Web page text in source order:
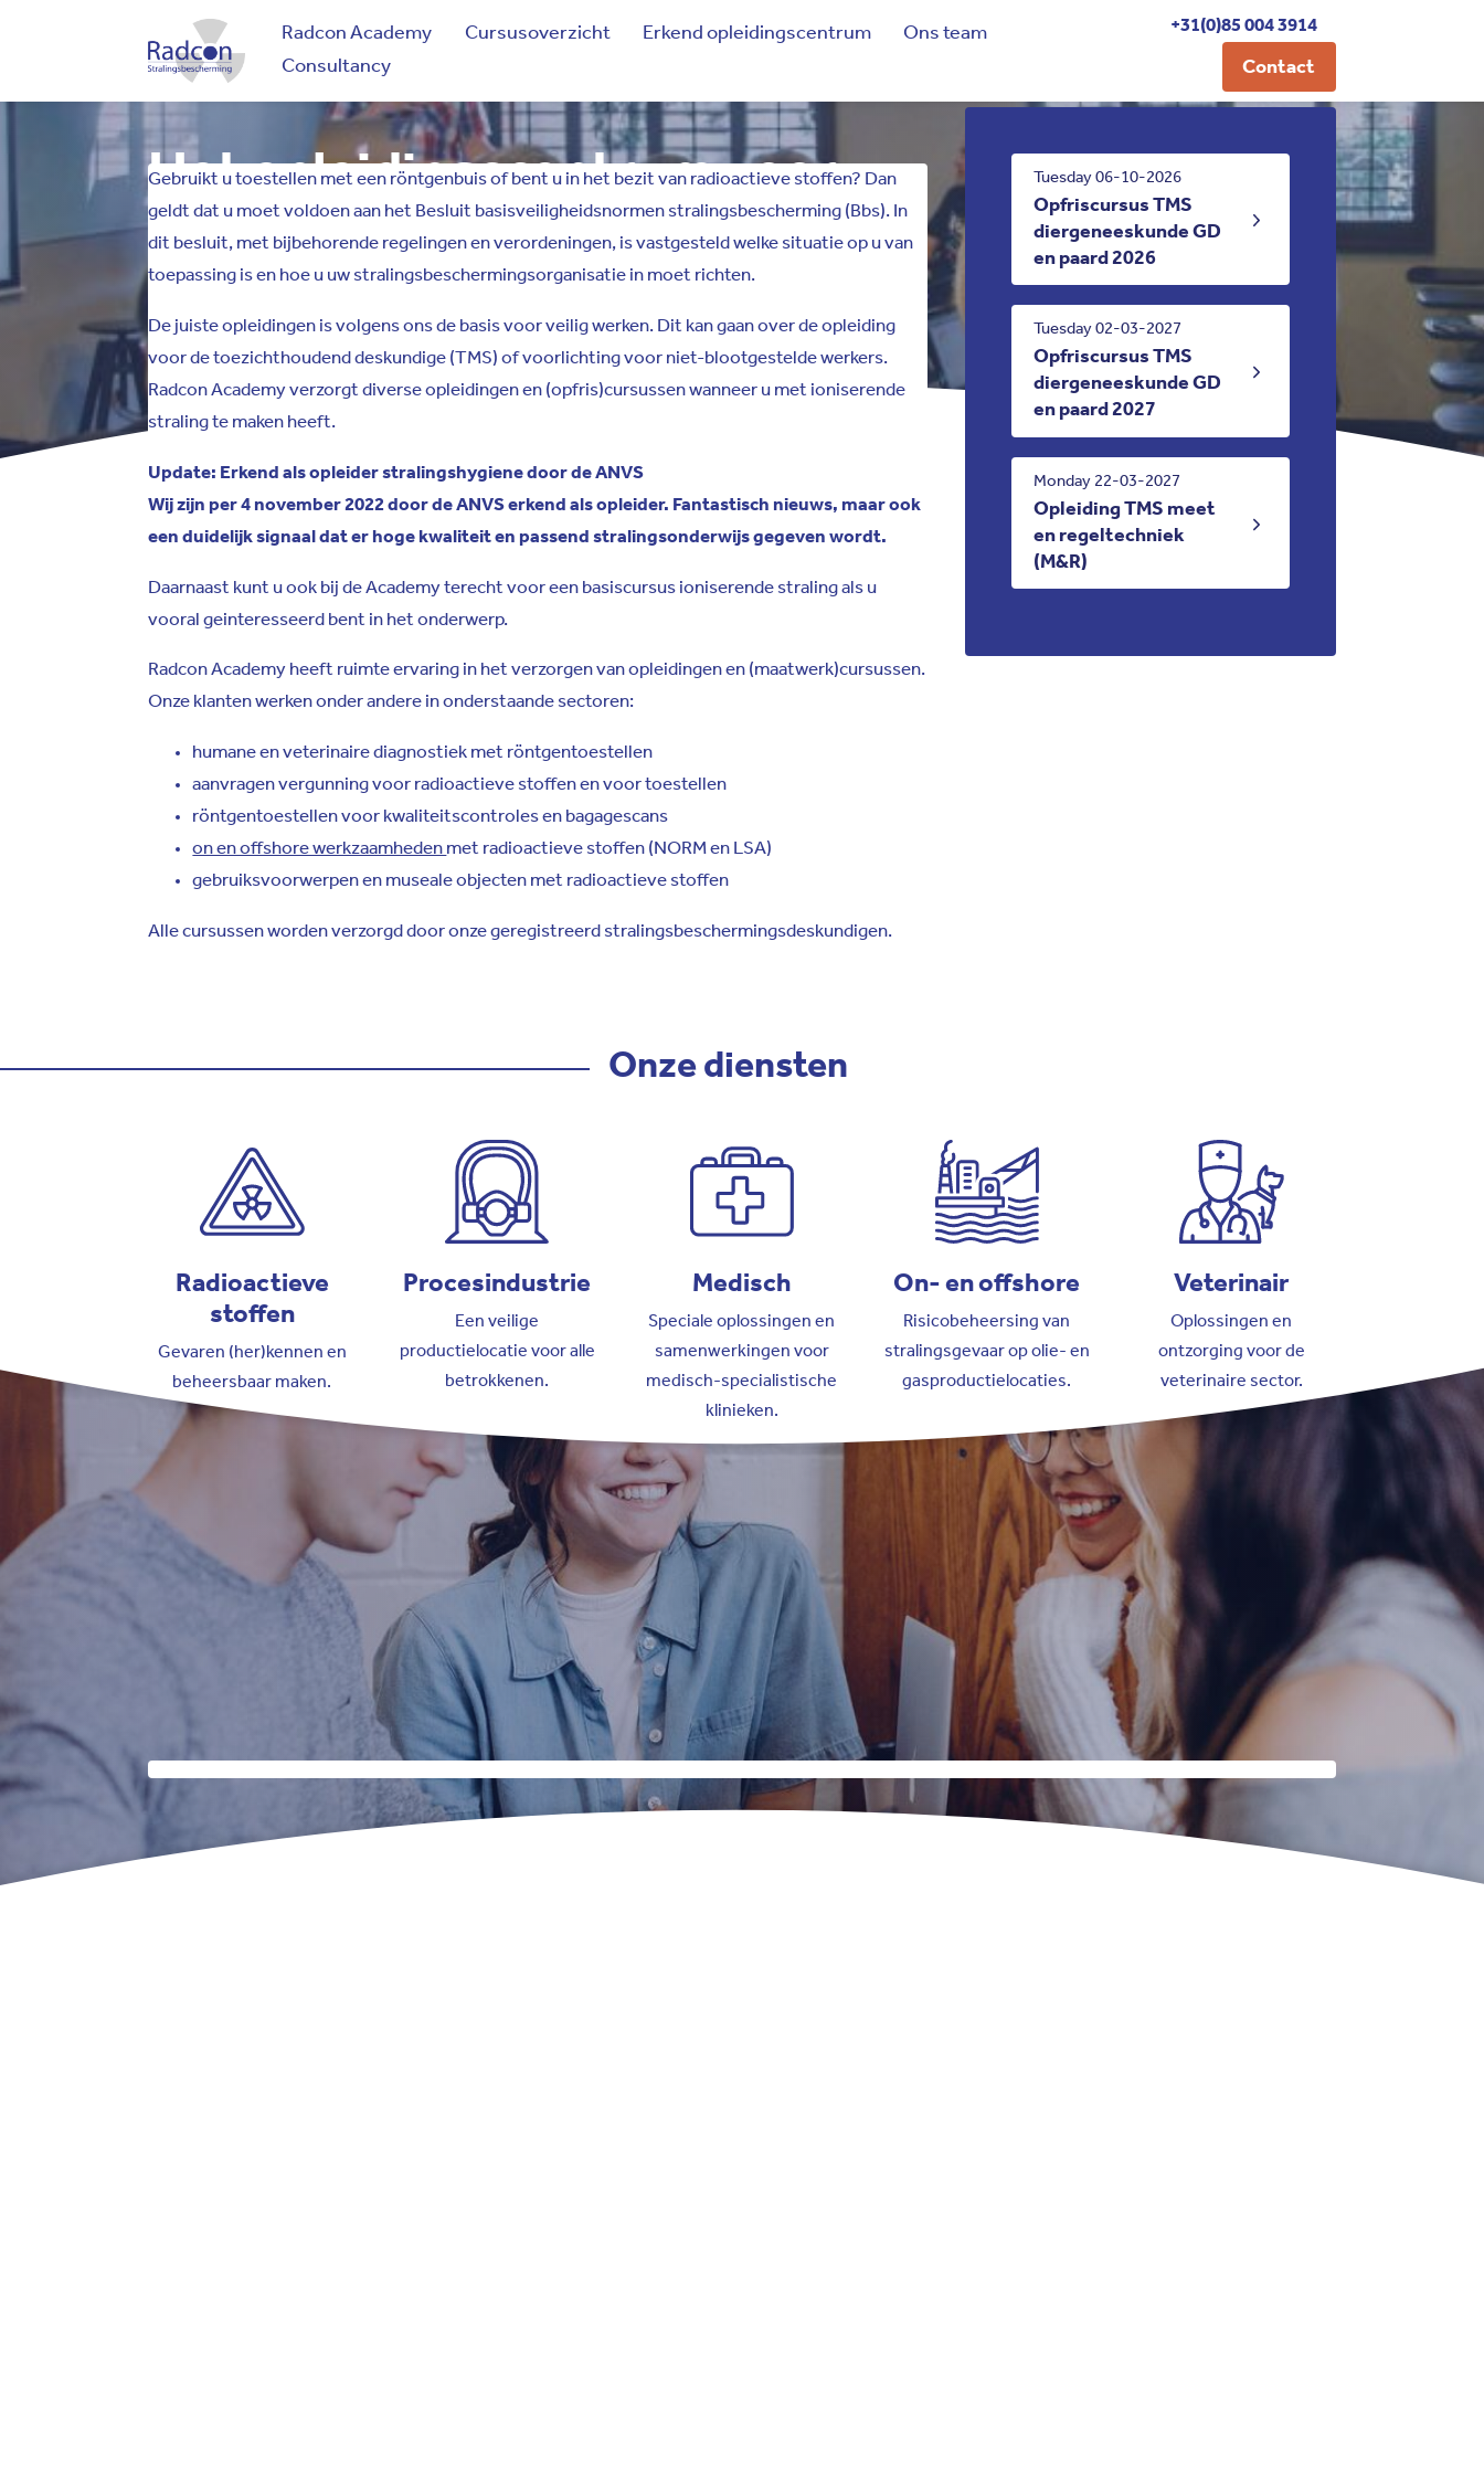
Radcon Radcon Academy Cursusoverzicht Erkend opleidingscentrum
Ons team
Consultancy
+31(0)85 004 3914
Contact
Het opleidingscentrum voor
stralingsveiligheid.
Tuesday 06-10-2026
Opfriscursus TMS
diergeneeskunde GD
en paard 2026
Tuesday 02-03-2027
Opfriscursus TMS
diergeneeskunde GD
en paard 2027
Monday 22-03-2027
Opleiding TMS meet
en regeltechniek
(M&R)
Gebruikt u toestellen met een röntgenbuis of bent u in het bezit van radioactieve stoffen? Dan
geldt dat u moet voldoen aan het Besluit basisveiligheidsnormen stralingsbescherming (Bbs). In
dit besluit, met bijbehorende regelingen en verordeningen, is vastgesteld welke situatie op u van
toepassing is en hoe u uw stralingsbeschermingsorganisatie in moet richten.
De juiste opleidingen is volgens ons de basis voor veilig werken. Dit kan gaan over de opleiding
voor de toezichthoudend deskundige (TMS) of voorlichting voor niet-blootgestelde werkers.
Radcon Academy verzorgt diverse opleidingen en (opfris)cursussen wanneer u met ioniserende
straling te maken heeft.
Update: Erkend als opleider stralingshygiene door de ANVS
Wij zijn per 4 november 2022 door de ANVS erkend als opleider. Fantastisch nieuws, maar ook
een duidelijk signaal dat er hoge kwaliteit en passend stralingsonderwijs gegeven wordt.
Daarnaast kunt u ook bij de Academy terecht voor een basiscursus ioniserende straling als u
vooral geinteresseerd bent in het onderwerp.
Radcon Academy heeft ruimte ervaring in het verzorgen van opleidingen en (maatwerk)cursussen.
Onze klanten werken onder andere in onderstaande sectoren:
humane en veterinaire diagnostiek met röntgentoestellen
aanvragen vergunning voor radioactieve stoffen en voor toestellen
röntgentoestellen voor kwaliteitscontroles en bagagescans
on en offshore werkzaamheden met radioactieve stoffen (NORM en LSA)
gebruiksvoorwerpen en museale objecten met radioactieve stoffen
Alle cursussen worden verzorgd door onze geregistreerd stralingsbeschermingsdeskundigen.
Onze diensten
Radioactieve
stoffen
Gevaren (her)kennen en
beheersbaar maken.
Procesindustrie
Een veilige
productielocatie voor alle
betrokkenen.
Medisch
Speciale oplossingen en
samenwerkingen voor
medisch-specialistische
klinieken.
On- en offshore
Risicobeheersing van
stralingsgevaar op olie- en
gasproductielocaties.
Veterinair
Oplossingen en
ontzorging voor de
veterinaire sector.